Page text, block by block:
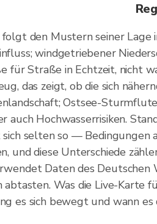
folgt den Mustern seiner
windgetriebener
für Straße in Echtzeit, nicht
das zeigt, ob die sich
Ostsee-
auch Hochwasserrisiken.
selten so — Bedingungen
und diese Unterschiede
Daten des
Was die Live-Karte
es sich bewegt und wann